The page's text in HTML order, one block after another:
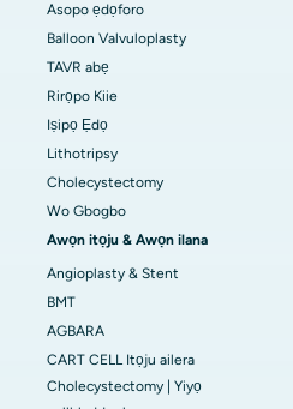
Asopo ẹdọforo
Balloon Valvuloplasty
TAVR abẹ
Rirọpo Kiie
Iṣipọ Ẹdọ
Lithotripsy
Cholecystectomy
Wo Gbogbo
Awọn itọju & Awọn ilana
Angioplasty & Stent
BMT
AGBARA
CART CELL Itọju ailera
Cholecystectomy | Yiyọ